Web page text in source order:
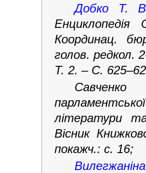
Добко Т. В.
Координац.
голов. редкол.
Т. 2. – С.
Савченко
літератури
Вісник
покажч.: с. 16;